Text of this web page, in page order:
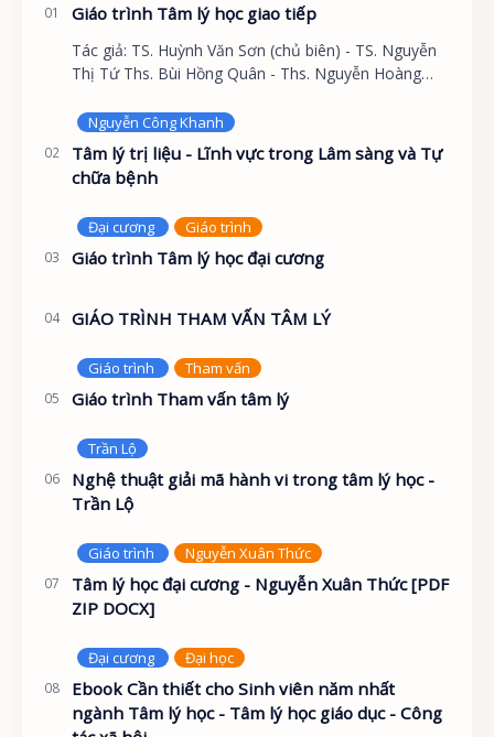
Giáo trình Tâm lý học giao tiếp
Tác giả: TS. Huỳnh Văn Sơn (chủ biên) - TS. Nguyễn
Thị Tứ Ths. Bùi Hồng Quân - Ths. Nguyễn Hoàng
họ…
Tâm lý trị liệu - Lĩnh vực trong Lâm sàng và Tự
chữa bệnh
Giáo trình Tâm lý học đại cương
GIÁO TRÌNH THAM VẤN TÂM LÝ
Giáo trình Tham vấn tâm lý
Nghệ thuật giải mã hành vi trong tâm lý học -
Trần Lộ
Tâm lý học đại cương - Nguyễn Xuân Thức [PDF
ZIP DOCX]
Ebook Cần thiết cho Sinh viên năm nhất
ngành Tâm lý học - Tâm lý học giáo dục - Công